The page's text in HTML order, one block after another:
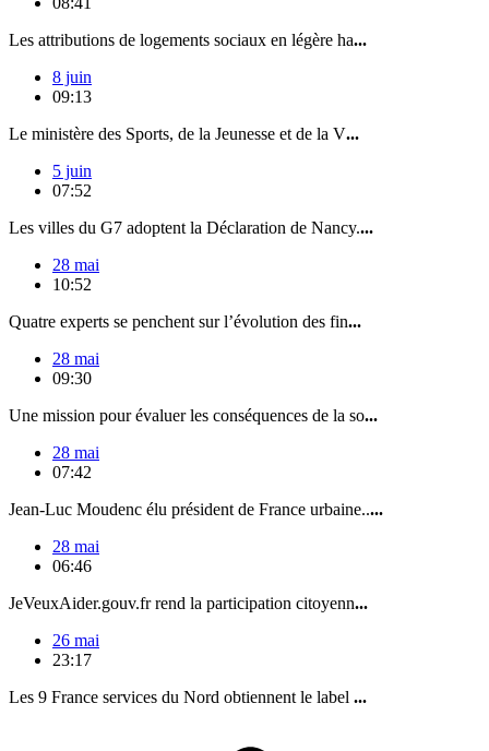
Les attributions de logements sociaux en légère ha...
8 juin
09:13
Le ministère des Sports, de la Jeunesse et de la V...
5 juin
07:52
Les villes du G7 adoptent la Déclaration de Nancy....
28 mai
10:52
Quatre experts se penchent sur l’évolution des fin...
28 mai
09:30
Une mission pour évaluer les conséquences de la so...
28 mai
07:42
Jean-Luc Moudenc élu président de France urbaine.....
28 mai
06:46
JeVeuxAider.gouv.fr rend la participation citoyenn...
26 mai
23:17
Les 9 France services du Nord obtiennent le label ...